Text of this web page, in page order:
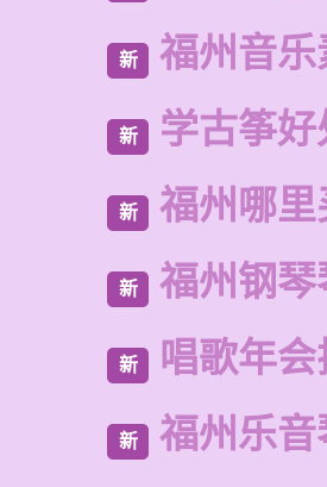
新 福州音
新 学古筝
新 福州哪
新 福州钢
新 唱歌年
新 福州乐音